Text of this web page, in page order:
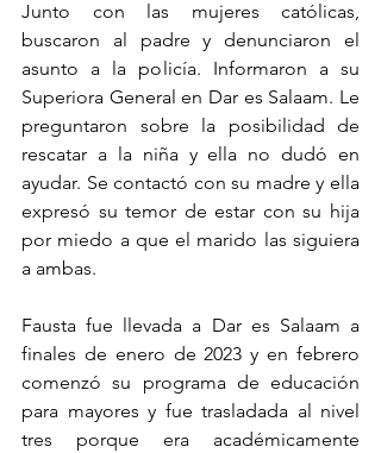
Junto con las mujeres católicas,
buscaron al padre y denunciaron el
asunto a la policía. Informaron a su
Superiora General en Dar es Salaam. Le
preguntaron sobre la posibilidad de
rescatar a la niña y ella no dudó en
ayudar. Se contactó con su madre y ella
expresó su temor de estar con su hija
por miedo a que el marido las siguiera
a ambas.
Fausta fue llevada a Dar es Salaam a
finales de enero de 2023 y en febrero
comenzó su programa de educación
para mayores y fue trasladada al nivel
tres porque era académicamente